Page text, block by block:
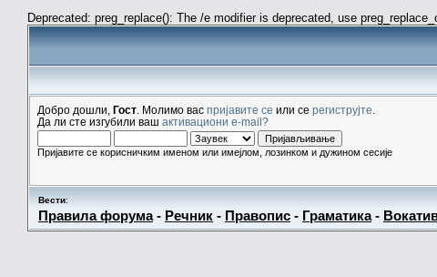
Deprecated: preg_replace(): The /e modifier is deprecated, use
Добро дошли, Гост . Молимо вас пријавите се или се региструјте
Да ли сте изгубили ваш активациони e-mail?
Пријавите се корисничким именом или имејлом, лозинком и дужином сесије
Вести:
Правила форума- Речник - Правопис - Граматика-